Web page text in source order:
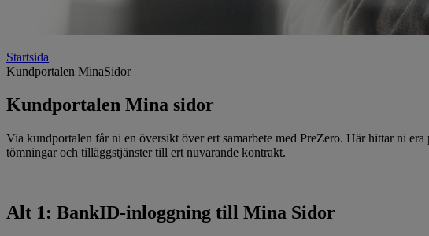
Startsida
Kundportalen MinaSidor
Kundportalen Mina sidor
Via kundportalen får ni en översikt över ert samarbete med PreZero. Här hittar ni
tömningar och tilläggstjänster till ert nuvarande kontrakt.
Alt 1: BankID-inloggning till Mina Sidor